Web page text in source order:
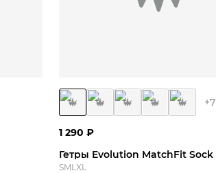
+7
1 290 ₽
Гетры Evolution MatchFit Sock
SML XL